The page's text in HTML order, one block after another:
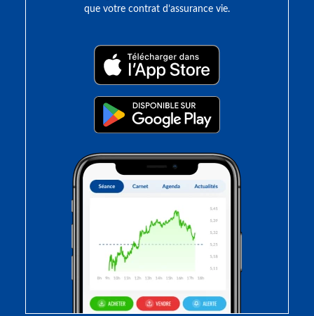
que votre contrat d’assurance vie.